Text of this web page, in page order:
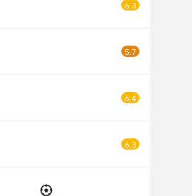
6.3
5.7
6.4
6.3